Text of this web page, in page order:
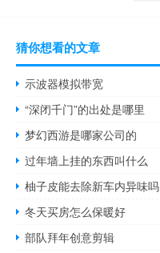
猜你想看的文章
示波器模拟带宽
“深闭千门”的出处是哪里
梦幻西游是哪家公司的
过年墙上挂的东西叫什么
柚子皮能去除新车内异味吗
冬天买房怎么保暖好
部队拜年创意剪辑